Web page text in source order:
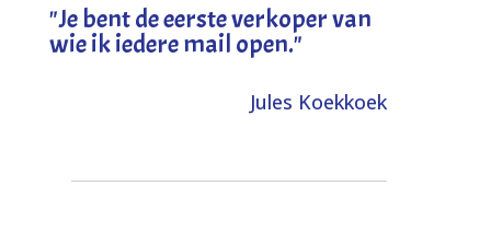
"Je bent de eerste verkoper van
wie ik iedere mail open."
Jules Koekkoek